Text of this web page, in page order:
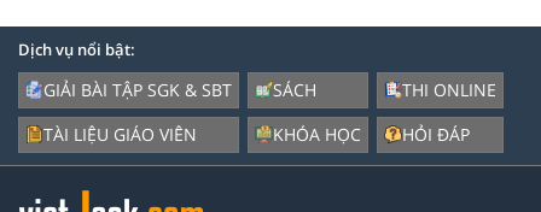
Dịch vụ nổi bật:
GIẢI BÀI TẬP SGK & SBT
TÀI LIỆU GIÁO VIÊN
SÁCH
KHÓA HỌC
THI ONLINE
HỎI ĐÁP